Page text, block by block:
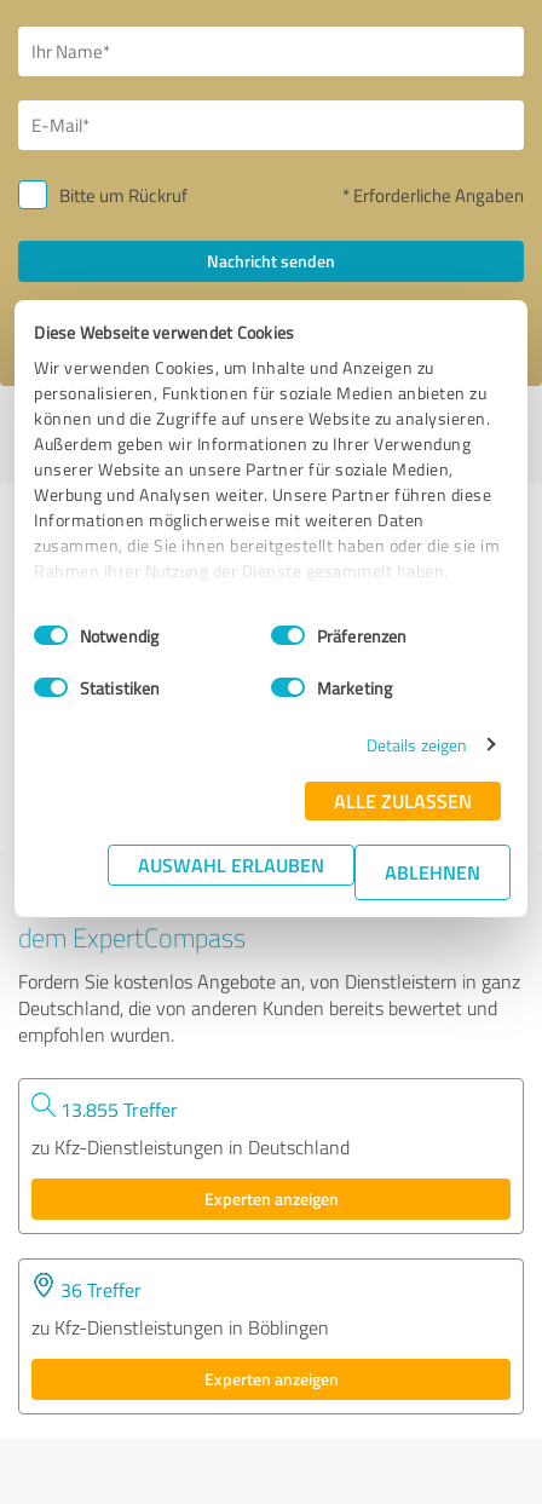
Diese Webseite verwendet Cookies
Wir verwenden Cookies, um Inhalte und Anzeigen zu
personalisieren, Funktionen für soziale Medien anbieten zu
können und die Zugriffe auf unsere Website zu analysieren.
Außerdem geben wir Informationen zu Ihrer Verwendung
unserer Website an unsere Partner für soziale Medien,
Werbung und Analysen weiter. Unsere Partner führen diese
Informationen möglicherweise mit weiteren Daten
zusammen, die Sie ihnen bereitgestellt haben oder die sie im
Rahmen Ihrer Nutzung der Dienste gesammelt haben.
Impressum Datenschutzbestimmungen
Einwilligungsauswahl
Notwendig Präferenzen
Statistiken Marketing
Details zeigen
ALLE ZULASSEN
AUSWAHL ERLAUBEN ABLEHNEN
Bitte um Rückruf * Erforderliche Angaben
Nachricht senden
Ich stimme den Datenschutzbestimmungen
Profil aktiv seit 13.04.2024 |Letzte Aktualisierung: 19.05.2026|Profil
melden
Erfahrungen zu weiteren
Anbietern aus dem Bereich Kfz-
Tipp: Die passenden Experten finden - mit
dem ExpertCompass
Fordern Sie kostenlos Angebote an, von Dienstleistern in ganz
Deutschland, die von anderen Kunden bereits bewertet und
empfohlen wurden.
13.855 Treffer
zu Kfz-Dienstleistungen in Deutschland
Experten anzeigen
36 Treffer
zu Kfz-Dienstleistungen in Böblingen
Experten anzeigen